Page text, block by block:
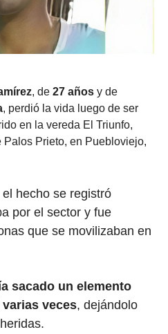
, de 27 años y de
, perdió la vida luego de ser
en la vereda El Triunfo,
Prieto, en Puebloviejo,
hecho se registró
por el sector y fue
que se movilizaban en
sacado un elemento
veces, dejándolo